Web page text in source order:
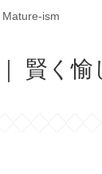
Mature-ism
賢く